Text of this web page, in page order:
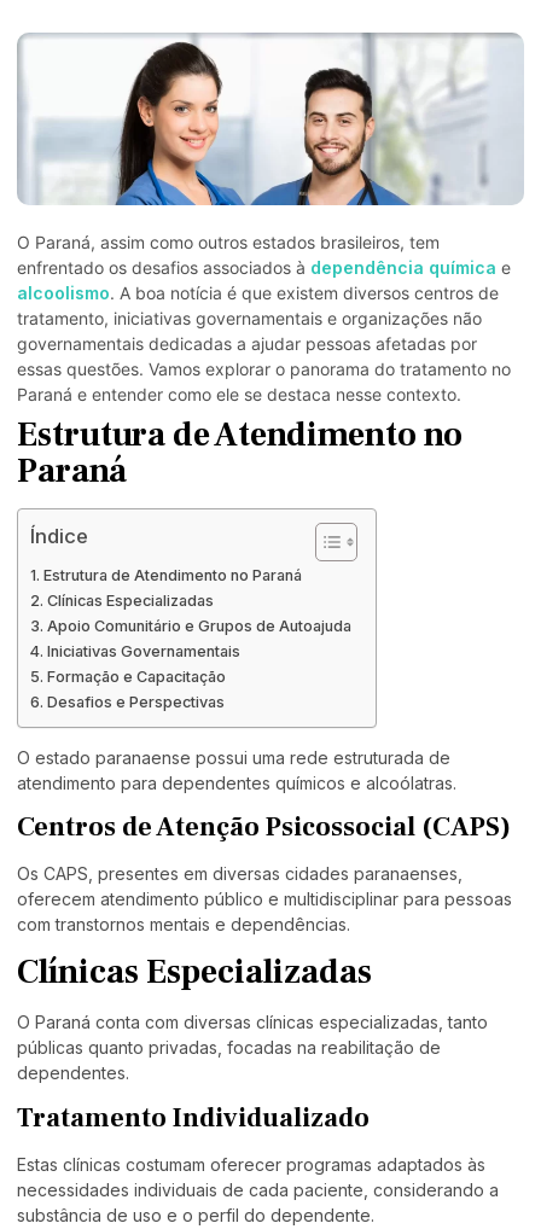
O Paraná, assim como outros estados brasileiros, tem
enfrentado os desafios associados à dependência química e
alcoolismo. A boa notícia é que existem diversos centros de
tratamento, iniciativas governamentais e organizações não
governamentais dedicadas a ajudar pessoas afetadas por
essas questões. Vamos explorar o panorama do tratamento no
Paraná e entender como ele se destaca nesse contexto.
Estrutura de Atendimento no
Paraná
Índice
Estrutura de Atendimento no Paraná
Clínicas Especializadas
Apoio Comunitário e Grupos de Autoajuda
Iniciativas Governamentais
Formação e Capacitação
Desafios e Perspectivas
O estado paranaense possui uma rede estruturada de
atendimento para dependentes químicos e alcoólatras.
Centros de Atenção Psicossocial (CAPS)
Os CAPS, presentes em diversas cidades paranaenses,
oferecem atendimento público e multidisciplinar para pessoas
com transtornos mentais e dependências.
Clínicas Especializadas
O Paraná conta com diversas clínicas especializadas, tanto
públicas quanto privadas, focadas na reabilitação de
dependentes.
Tratamento Individualizado
Estas clínicas costumam oferecer programas adaptados às
necessidades individuais de cada paciente, considerando a
substância de uso e o perfil do dependente.